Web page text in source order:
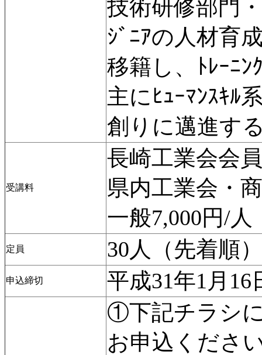
技術研修部門
ｼﾞﾆｱの人材育
移籍し、ﾄﾚｰﾆﾝ
主にﾋｭｰﾏﾝｽｷﾙ
創りに邁進す
受講料
長崎工業会会
県内工業会・
一般7,000円/人
定員 30人（先着順）
申込締切 平成31年1月16
①下記チラシ
お申込くださ